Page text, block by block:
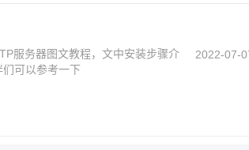
服务器图文教程，文中安装步骤介
可以参考一下
2022-07-